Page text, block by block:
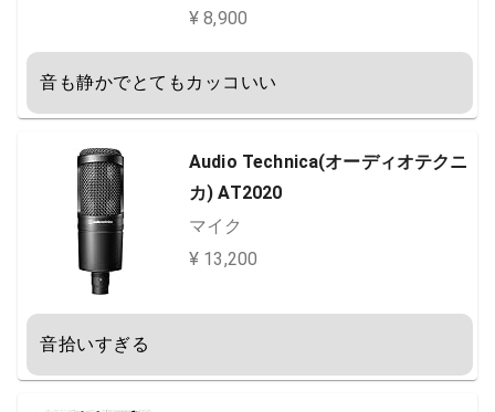
証品】 RZ03-02640700-R3M1
¥ 8,900
音も静かでとてもカッコいい
Audio Technica(オーディオテクニ
カ) AT2020
マイク
¥ 13,200
音拾いすぎる